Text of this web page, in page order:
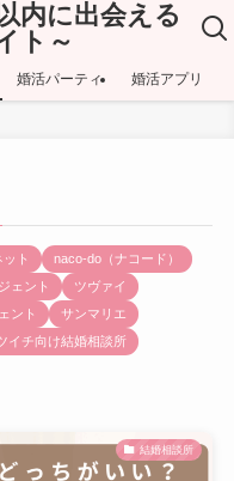
内に出会える
ト～
婚活パーティ 婚活アプリ
ト
naco-do（ナコード）
ェント
ツヴァイ
ント
サンマリエ
イチ向け結婚相談所
結婚相談所